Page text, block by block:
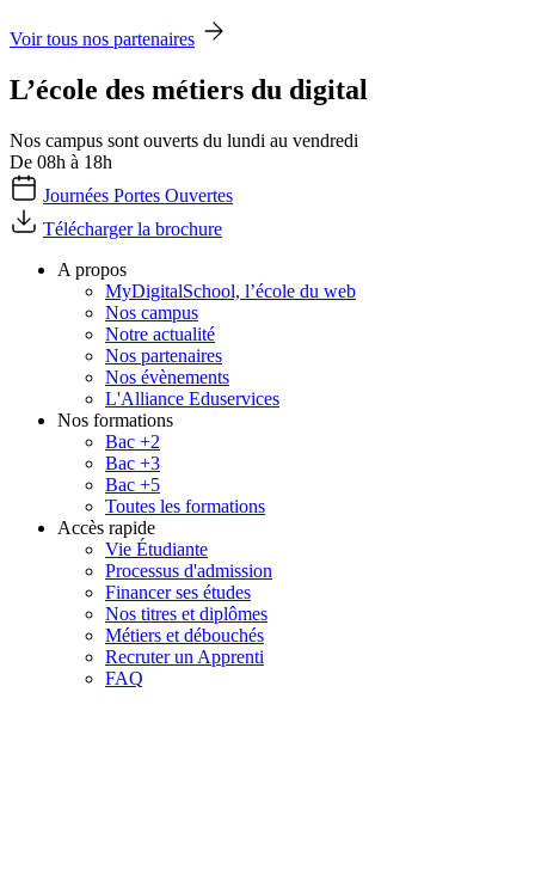
Voir tous nos partenaires
L’école des métiers du digital
Nos campus sont ouverts du lundi au vendredi
De 08h à 18h
Journées Portes Ouvertes
Télécharger la brochure
A propos
MyDigitalSchool, l’école du web
Nos campus
Notre actualité
Nos partenaires
Nos évènements
L'Alliance Eduservices
Nos formations
Bac +2
Bac +3
Bac +5
Toutes les formations
Accès rapide
Vie Étudiante
Processus d'admission
Financer ses études
Nos titres et diplômes
Métiers et débouchés
Recruter un Apprenti
FAQ